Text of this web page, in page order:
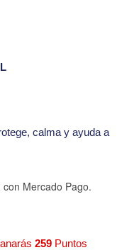
calma y ayuda a
a su contenido de
al producto
con Mercado Pago.
259 Puntos